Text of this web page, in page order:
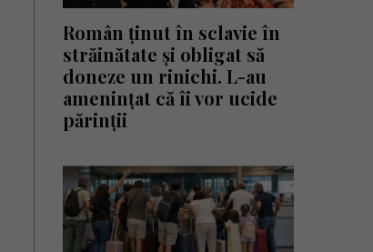
Român ținut în sclavie în
străinătate și obligat să
doneze un rinichi. L-au
amenințat că îi vor ucide
părinții